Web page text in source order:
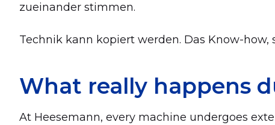
zueinander stimmen.
Technik kann kopiert werden. Das Know-
What really happens
At Heesemann, every machine undergoes